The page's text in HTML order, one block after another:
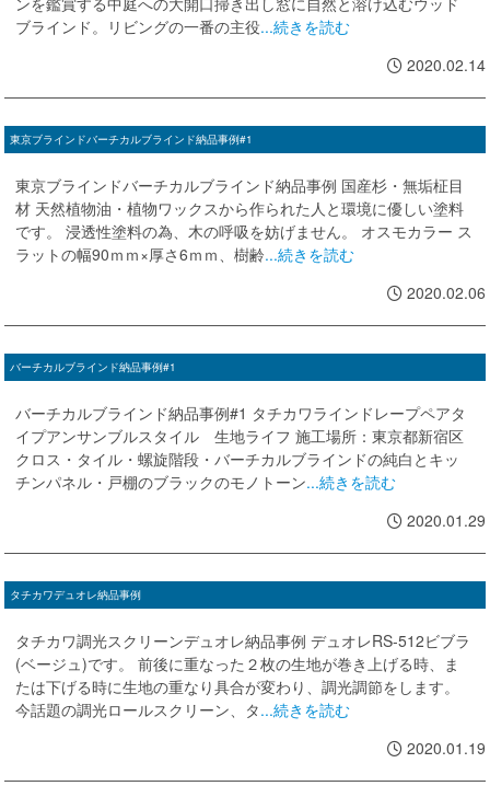
ブラインド。リビングの一番の主役...続きを読む
2020.02.14
東京ブラインドバーチカルブラインド納品事例#1
東京ブラインドバーチカルブラインド納品事例 国産杉・無垢柾目
材 天然植物油・植物ワックスから作られた人と環境に優しい塗料
です。 浸透性塗料の為、木の呼吸を妨げません。 オスモカラー ス
ラットの幅90ｍｍ×厚さ6ｍｍ、樹齢...続きを読む
2020.02.06
バーチカルブラインド納品事例#1
バーチカルブラインド納品事例#1 タチカワラインドレープペアタ
イプアンサンブルスタイル 生地ライフ 施工場所：東京都新宿区
クロス・タイル・螺旋階段・バーチカルブラインドの純白とキッ
チンパネル・戸棚のブラックのモノトーン...続きを読む
2020.01.29
タチカワデュオレ納品事例
タチカワ調光スクリーンデュオレ納品事例 デュオレRS-512ビブラ
(ベージュ)です。 前後に重なった２枚の生地が巻き上げる時、ま
たは下げる時に生地の重なり具合が変わり、調光調節をします。
今話題の調光ロールスクリーン、タ...続きを読む
2020.01.19